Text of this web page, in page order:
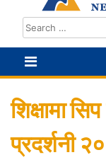
शिक्षामा
प्रदर्शनी